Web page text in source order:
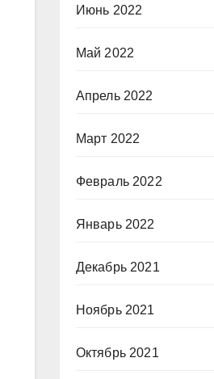
Июнь 2022
Май 2022
Апрель 2022
Март 2022
Февраль 2022
Январь 2022
Декабрь 2021
Ноябрь 2021
Октябрь 2021